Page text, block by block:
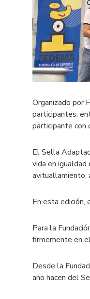
Organizado por
participantes,
participante con
El Sella
vida en
avituallamiento,
En esta
Para la
firmemente en
Desde la
año hacen del